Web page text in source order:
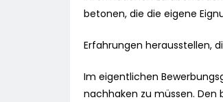
betonen, die die eigene
Erfahrungen herausstellen,
Im eigentlichen
nachhaken zu müssen. Den